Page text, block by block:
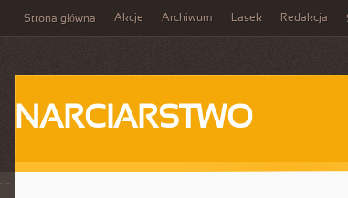
Strona główna Akcje Archiwum Lasek Redakcja
NARCIARSTWO